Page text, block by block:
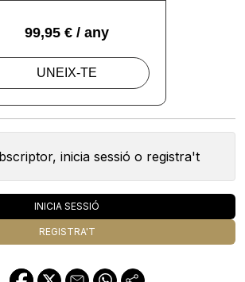
inicia sessió o registra't
INICIA SESSIÓ
REGISTRA'T